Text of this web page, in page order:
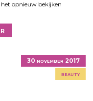
opnieuw bekijken
30 november 2017
beauty